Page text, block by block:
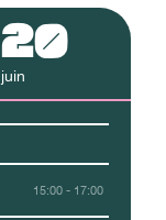
20
juin
15:00 - 17:00